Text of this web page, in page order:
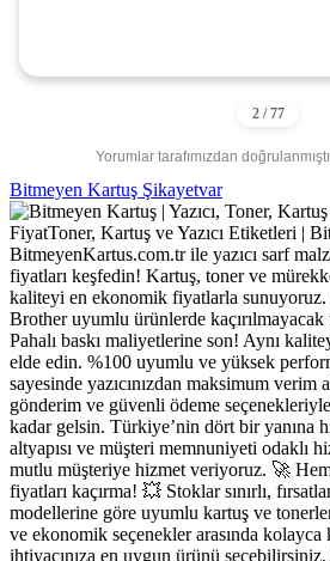
Yorumlar tarafımızdan
Bitmeyen Kartuş Şikayetvar
BitmeyenKartus.com.tr ile yazıcı sarf
fiyatları keşfedin! Kartuş, toner ve
kaliteyi en ekonomik fiyatlarla
Brother uyumlu ürünlerde
Pahalı baskı maliyetlerine son! Aynı
elde edin. %100 uyumlu ve yüksek
sayesinde yazıcınızdan maksimum verim
gönderim ve güvenli ödeme
kadar gelsin. Türkiye’nin dört bir yanına
altyapısı ve müşteri memnuniyeti odaklı
mutlu müşteriye hizmet veriyoruz. 🚀
fiyatları kaçırma! 💥 Stoklar sınırlı,
modellerine göre uyumlu kartuş ve
ve ekonomik seçenekler arasında kolayca
ihtiyacınıza en uygun ürünü